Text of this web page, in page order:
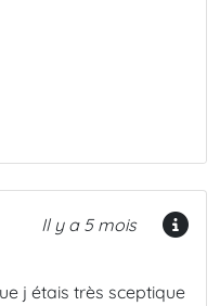
Il y a 5 mois
j étais très sceptique